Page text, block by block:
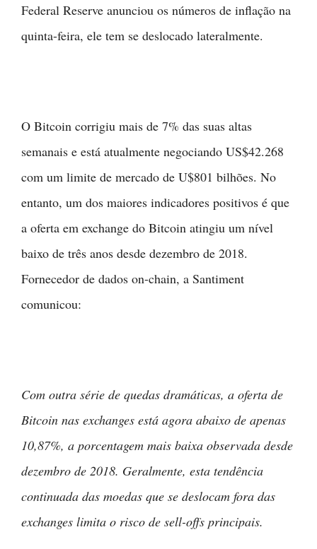
Federal Reserve anunciou os números de inflação na
quinta-feira, ele tem se deslocado lateralmente.
O Bitcoin corrigiu mais de 7% das suas altas
semanais e está atualmente negociando US$42.268
com um limite de mercado de U$801 bilhões. No
entanto, um dos maiores indicadores positivos é que
a oferta em exchange do Bitcoin atingiu um nível
baixo de três anos desde dezembro de 2018.
Fornecedor de dados on-chain, a Santiment
comunicou:
Com outra série de quedas dramáticas, a oferta de
Bitcoin nas exchanges está agora abaixo de apenas
10,87%, a porcentagem mais baixa observada desde
dezembro de 2018. Geralmente, esta tendência
continuada das moedas que se deslocam fora das
exchanges limita o risco de sell-offs principais.